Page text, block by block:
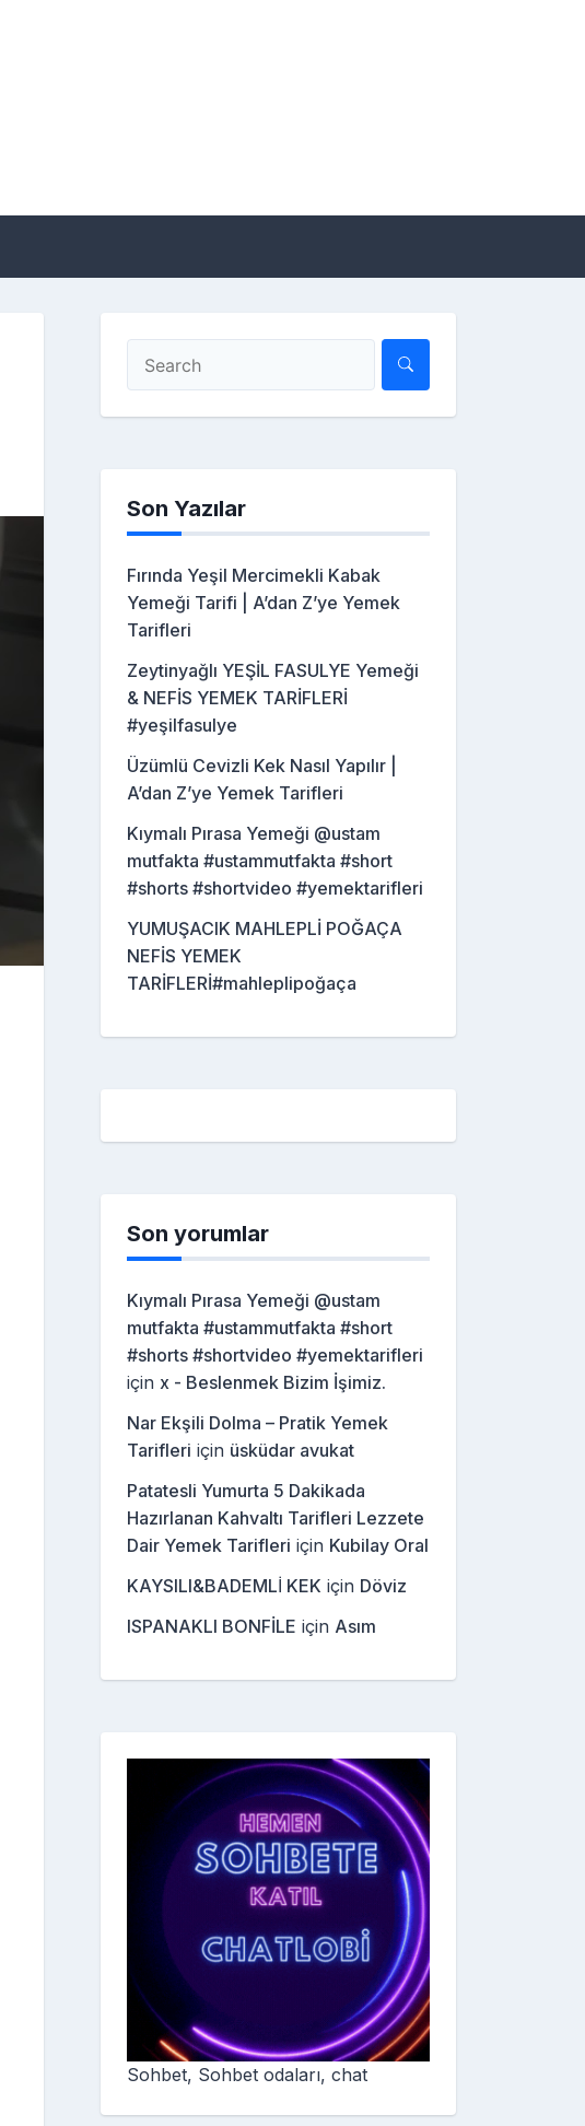
Son Yazılar
Fırında Yeşil Mercimekli Kabak
Yemeği Tarifi | A’dan Z’ye Yemek
Tarifleri
Zeytinyağlı YEŞİL FASULYE Yemeği
& NEFİS YEMEK TARİFLERİ
#yeşilfasulye
Üzümlü Cevizli Kek Nasıl Yapılır |
A’dan Z’ye Yemek Tarifleri
Kıymalı Pırasa Yemeği @ustam
mutfakta #ustammutfakta #short
#shorts #shortvideo #yemektarifleri
YUMUŞACIK MAHLEPLİ POĞAÇA
NEFİS YEMEK
TARİFLERİ#mahleplipoğaça
Son yorumlar
Kıymalı Pırasa Yemeği @ustam
mutfakta #ustammutfakta #short
#shorts #shortvideo #yemektarifleri
için x - Beslenmek Bizim İşimiz.
Nar Ekşili Dolma – Pratik Yemek
Tarifleri için üsküdar avukat
Patatesli Yumurta 5 Dakikada
Hazırlanan Kahvaltı Tarifleri Lezzete
Dair Yemek Tarifleri için Kubilay Oral
KAYSILI&BADEMLİ KEK için Döviz
ISPANAKLI BONFİLE için Asım
Sohbet, Sohbet odaları, chat